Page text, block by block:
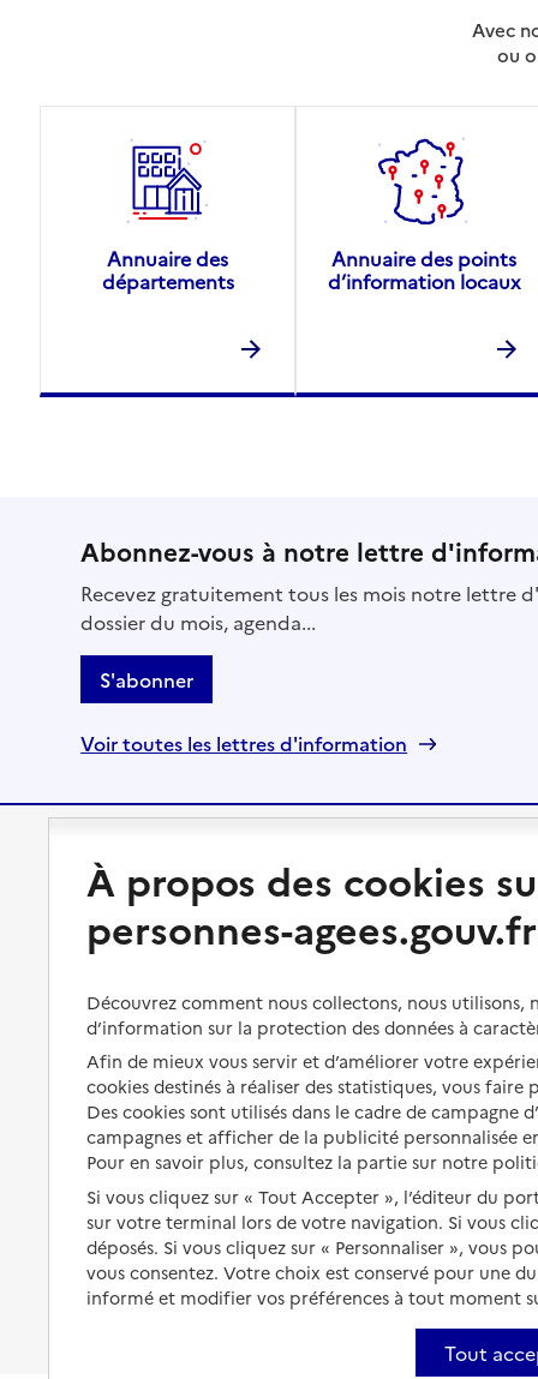
Avec
ou
Annuaire des
départements
Annuaire des points
d’information locaux
Abonnez-vous à notre lettre
Recevez gratuitement tous les mois notre lettre
dossier du mois, agenda...
S'abonner
Voir toutes les lettres d'information
Perte d'autonomie : évaluation
et droits
Aménager son logement et
s'équiper
Préserver son autonomie et sa
Organiser à l'avance sa propre
protection
Les mesures de protection
Les obligations de la famille
À qui s’adresser ?
Bénéficier d'aide à domicile
Aides financières
Solutions d'accueil temporaire
Partager son logement
Vivre à domicile avec une
maladie ou un handicap
Être hospitalisé
Fin de vie à domicile
À propos des cookies
personnes-agees.gouv.fr
Découvrez comment nous collectons, nous
d’information sur la protection des données à
Afin de mieux vous servir et d’améliorer votre
cookies destinés à réaliser des statistiques, vous
Des cookies sont utilisés dans le cadre de
campagnes et afficher de la publicité personnalisée
Pour en savoir plus, consultez la partie sur notre
Si vous cliquez sur « Tout Accepter », l’éditeur du
sur votre terminal lors de votre navigation. Si vous
déposés. Si vous cliquez sur « Personnaliser », vous
vous consentez. Votre choix est conservé pour une
informé et modifier vos préférences à tout moment
Tout